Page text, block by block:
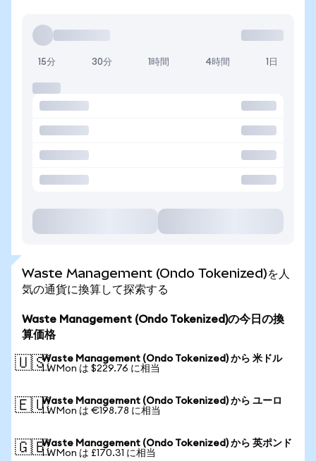
15分 30分 1時間 4時間 1日
Waste Management (Ondo Tokenized)を人
気の通貨に換算して探索する
Waste Management (Ondo Tokenized)の今日の換
算価格
🇺🇸Waste Management (Ondo Tokenized) から 米ドル
1 WMon は $229.76 に相当
🇪🇺Waste Management (Ondo Tokenized) から ユーロ
1 WMon は €198.78 に相当
🇬🇧Waste Management (Ondo Tokenized) から 英ポンド
1 WMon は £170.31 に相当